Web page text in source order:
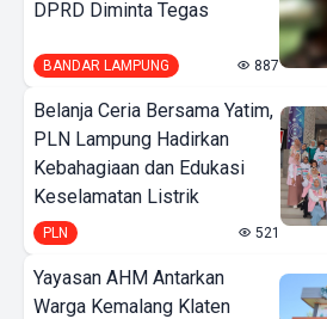
DPRD Diminta Tegas
BANDAR LAMPUNG 887
Belanja Ceria Bersama Yatim,
PLN Lampung Hadirkan
Kebahagiaan dan Edukasi
Keselamatan Listrik
PLN 521
Yayasan AHM Antarkan
Warga Kemalang Klaten